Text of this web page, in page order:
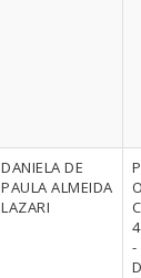
DANIELA DE
PAULA ALMEIDA
LAZARI
-